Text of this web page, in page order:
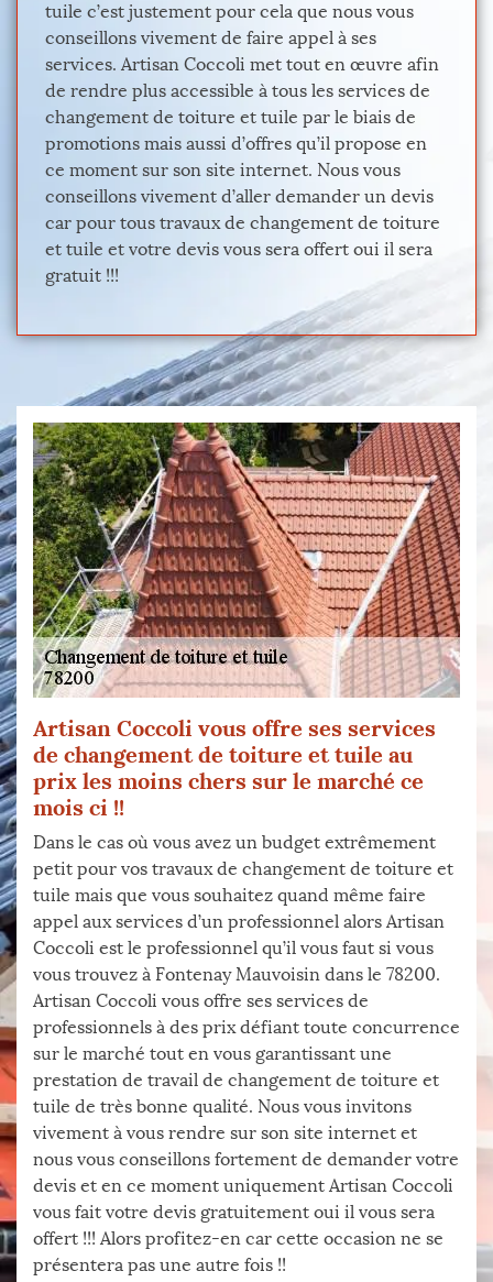
tuile c’est justement pour cela que nous vous
conseillons vivement de faire appel à ses
services. Artisan Coccoli met tout en œuvre afin
de rendre plus accessible à tous les services de
changement de toiture et tuile par le biais de
promotions mais aussi d’offres qu’il propose en
ce moment sur son site internet. Nous vous
conseillons vivement d’aller demander un devis
car pour tous travaux de changement de toiture
et tuile et votre devis vous sera offert oui il sera
gratuit !!!
Artisan Coccoli vous offre ses services
de changement de toiture et tuile au
prix les moins chers sur le marché ce
mois ci !!
Dans le cas où vous avez un budget extrêmement
petit pour vos travaux de changement de toiture et
tuile mais que vous souhaitez quand même faire
appel aux services d’un professionnel alors Artisan
Coccoli est le professionnel qu’il vous faut si vous
vous trouvez à Fontenay Mauvoisin dans le 78200.
Artisan Coccoli vous offre ses services de
professionnels à des prix défiant toute concurrence
sur le marché tout en vous garantissant une
prestation de travail de changement de toiture et
tuile de très bonne qualité. Nous vous invitons
vivement à vous rendre sur son site internet et
nous vous conseillons fortement de demander votre
devis et en ce moment uniquement Artisan Coccoli
vous fait votre devis gratuitement oui il vous sera
offert !!! Alors profitez-en car cette occasion ne se
présentera pas une autre fois !!